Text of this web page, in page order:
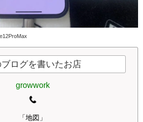
ブログを書いたお店
growwork
「地図」